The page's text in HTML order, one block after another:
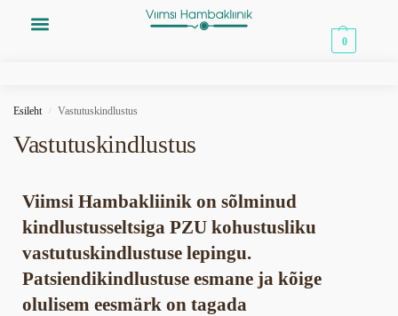
0
Esileht / Vastutuskindlustus
Vastutuskindlustus
Viimsi Hambakliinik on sõlminud
kindlustusseltsiga PZU kohustusliku
vastutuskindlustuse lepingu.
Patsiendikindlustuse esmane ja kõige
olulisem eesmärk on tagada